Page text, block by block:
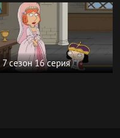
7 сезон 16 серия